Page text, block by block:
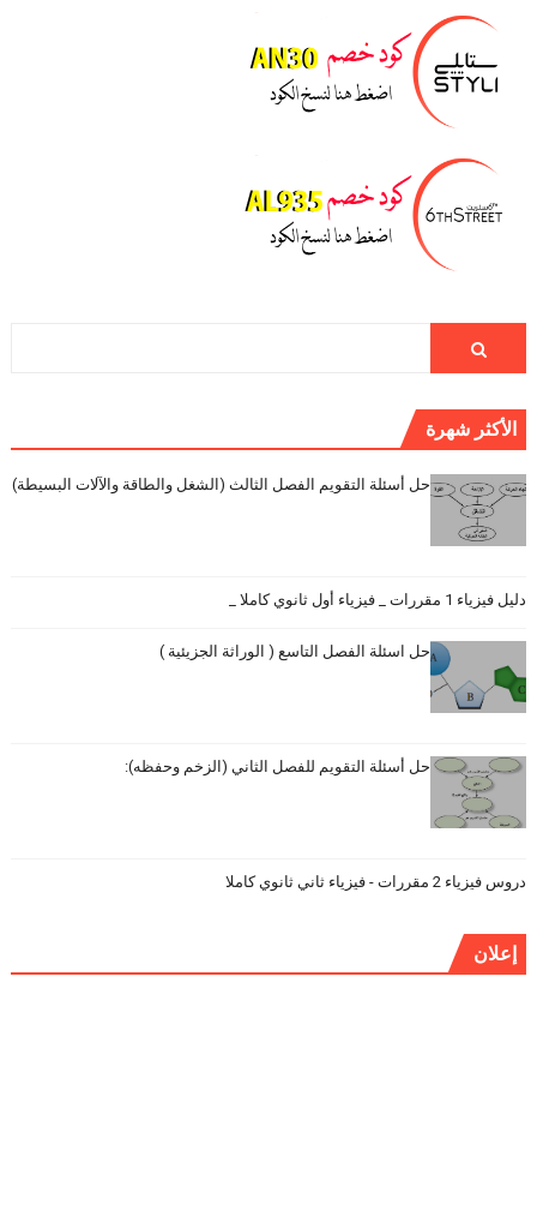
الأكثر شهرة
حل أسئلة التقويم الفصل الثالث (الشغل والطاقة والآلات البسيطة)
دليل فيزياء 1 مقررات _ فيزياء أول ثانوي كاملا _
حل اسئلة الفصل التاسع ( الوراثة الجزيئية )
حل أسئلة التقويم للفصل الثاني (الزخم وحفظه):
دروس فيزياء 2 مقررات - فيزياء ثاني ثانوي كاملا
إعلان